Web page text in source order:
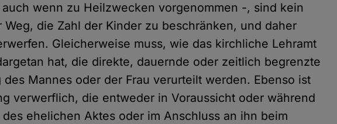
wenn zu Heilzwecken vorgenommen -, sind kein
Weg, die Zahl der Kinder zu beschränken, und daher
Gleicherweise muss, wie das kirchliche Lehramt
hat, die direkte, dauernde oder zeitlich begrenzte
des Mannes oder der Frau verurteilt werden. Ebenso ist
verwerflich, die entweder in Voraussicht oder während
ehelichen Aktes oder im Anschluss an ihn beim